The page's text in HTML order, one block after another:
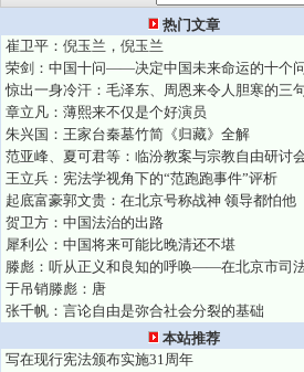
热门文章
崔卫平：倪玉兰，倪玉兰
荣剑：中国十问——决定中国未来命运的十个
惊出一身冷汗：毛泽东、周恩来令人胆寒的三
章立凡：薄熙来不仅是个好演员
朱兴国：王家台秦墓竹简《归藏》全解
范亚峰、夏可君等：临汾教案与宗教自由研讨
王立兵：宪法学视角下的“范跑跑事件”评析
起底富豪郭文贵：在北京号称战神 领导都怕他
贺卫方：中国法治的出路
犀利公：中国将来可能比晚清还不堪
滕彪：听从正义和良知的呼唤——在北京市司
于吊销滕彪：唐
张千帆：言论自由是弥合社会分裂的基础
本站推荐
写在现行宪法颁布实施31周年